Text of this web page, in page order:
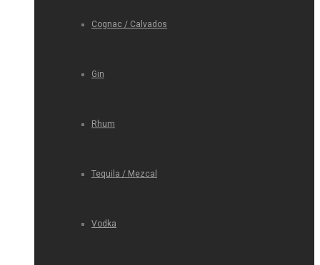
Cognac / Calvados
Gin
Rhum
Tequila / Mezcal
Vodka